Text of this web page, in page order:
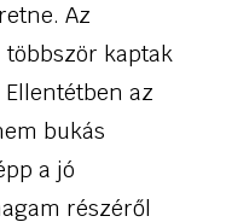
Az
kaptak
az
bukás
a jó
részéről